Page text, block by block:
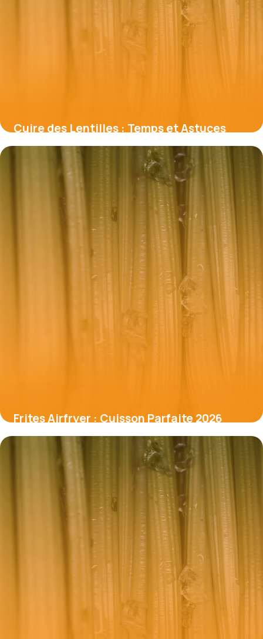
Cuire des Lentilles : Temps et Astuces
Parfaites
22 mai 2026
Frites Airfryer : Cuisson Parfaite 2026
19 mai 2026